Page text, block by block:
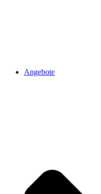
Angebote